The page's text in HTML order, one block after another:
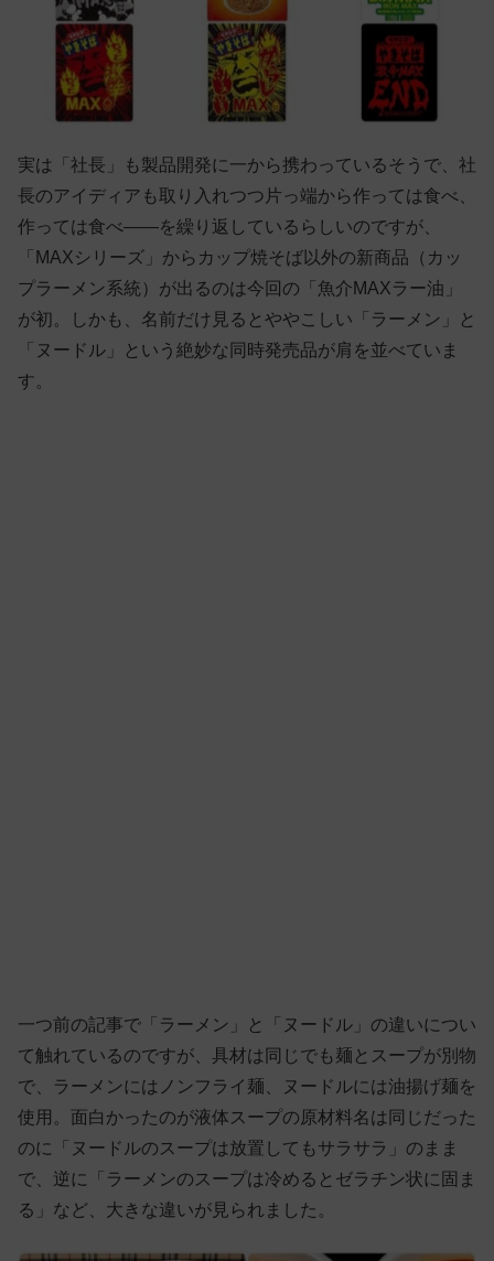
実は「社長」も製品開発に一から携わっているそうで、社
長のアイディアも取り入れつつ片っ端から作っては食べ、
作っては食べ——を繰り返しているらしいのですが、
「MAXシリーズ」からカップ焼そば以外の新商品（カッ
プラーメン系統）が出るのは今回の「魚介MAXラー油」
が初。しかも、名前だけ見るとややこしい「ラーメン」と
「ヌードル」という絶妙な同時発売品が肩を並べていま
す。
一つ前の記事で「ラーメン」と「ヌードル」の違いについ
て触れているのですが、具材は同じでも麺とスープが別物
で、ラーメンにはノンフライ麺、ヌードルには油揚げ麺を
使用。面白かったのが液体スープの原材料名は同じだった
のに「ヌードルのスープは放置してもサラサラ」のまま
で、逆に「ラーメンのスープは冷めるとゼラチン状に固ま
る」など、大きな違いが見られました。